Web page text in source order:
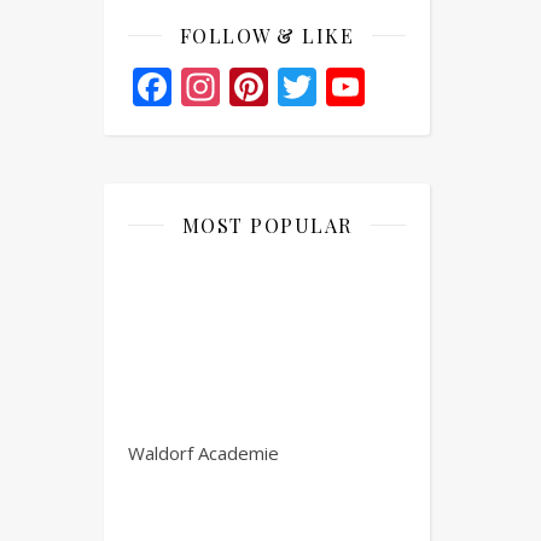
FOLLOW & LIKE
Facebook
Instagram
Pinterest
Twitter
Channel
MOST POPULAR
Waldorf Academie